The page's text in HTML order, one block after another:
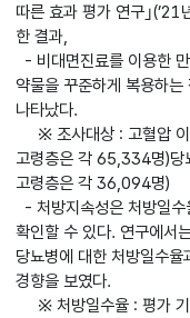
따른 효과 평가 연구｣(’21
한 결과,
- 비대면진료를 이용한
약물을 꾸준하게 복용하
나타났다.
※ 조사대상 : 고혈압
고령층은 각 65,334명)
고령층은 각 36,094명)
- 처방지속성은 처방일
확인할 수 있다. 연구에서
당뇨병에 대한 처방일수
경향을 보였다.
※ 처방일수율 : 평가 기